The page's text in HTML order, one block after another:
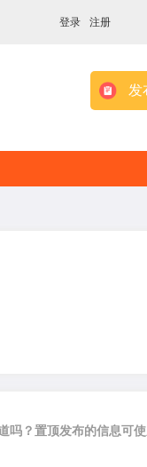
登录 注册
发
吗？置顶发布的信息可